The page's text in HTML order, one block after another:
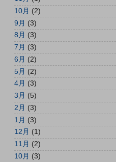
10月 (2)
9月 (3)
8月 (3)
7月 (3)
6月 (2)
5月 (2)
4月 (3)
3月 (5)
2月 (3)
1月 (3)
12月 (1)
11月 (2)
10月 (3)